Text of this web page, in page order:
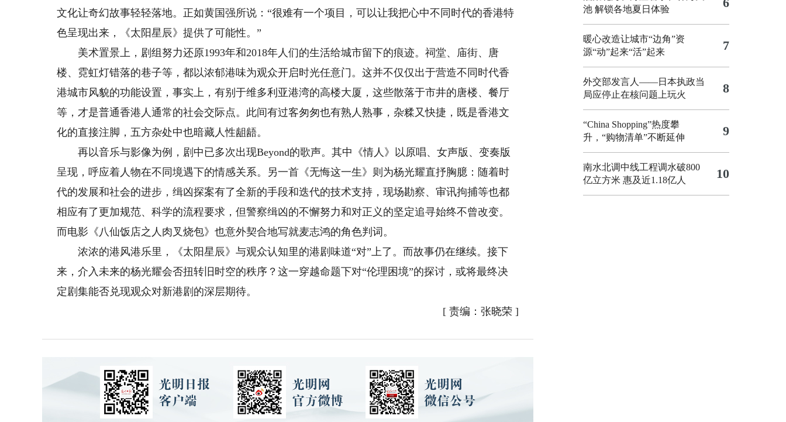
文化让奇幻故事轻轻落地。正如黄国强所说：“很难有一个项目，可以让我把心中不同时代的香港特
色呈现出来，《太阳星辰》提供了可能性。”
美术置景上，剧组努力还原1993年和2018年人们的生活给城市留下的痕迹。祠堂、庙街、唐
楼、霓虹灯错落的巷子等，都以浓郁港味为观众开启时光任意门。这并不仅仅出于营造不同时代香
港城市风貌的功能设置，事实上，有别于维多利亚港湾的高楼大厦，这些散落于市井的唐楼、餐厅
等，才是普通香港人通常的社会交际点。此间有过客匆匆也有熟人熟事，杂糅又快捷，既是香港文
化的直接注脚，五方杂处中也暗藏人性龃龉。
再以音乐与影像为例，剧中已多次出现Beyond的歌声。其中《情人》以原唱、女声版、变奏版
呈现，呼应着人物在不同境遇下的情感关系。另一首《无悔这一生》则为杨光耀直抒胸臆：随着时
代的发展和社会的进步，缉凶探案有了全新的手段和迭代的技术支持，现场勘察、审讯拘捕等也都
相应有了更加规范、科学的流程要求，但警察缉凶的不懈努力和对正义的坚定追寻始终不曾改变。
而电影《八仙饭店之人肉叉烧包》也意外契合地写就麦志鸿的角色判词。
浓浓的港风港乐里，《太阳星辰》与观众认知里的港剧味道“对”上了。而故事仍在继续。接下
来，介入未来的杨光耀会否扭转旧时空的秩序？这一穿越命题下对“伦理困境”的探讨，或将最终决
定剧集能否兑现观众对新港剧的深层期待。
[ 责编：张晓荣]
池 解锁各地夏日体验
暖心改造让城市“边角”资
源“动”起来“活”起来
7
外交部发言人——日本执政当
局应停止在核问题上玩火
8
“China Shopping”热度攀
升，“购物清单”不断延伸
9
南水北调中线工程调水破800
亿立方米 惠及近1.18亿人
10